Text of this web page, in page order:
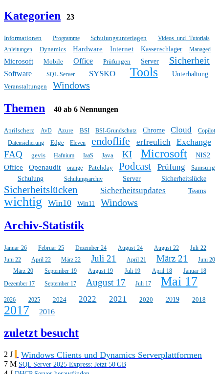
Kategorien 23
Informationen Programme Schulungsunterlagen
Videos und Tutorials
Anleitungen
Dynamics Hardware Internet Kassenschlager Managed
Microsoft Mobile Office Prüfungen Server Sicherheit
Software SQL-Server SYSKO Tools
Unterhaltung
Veranstaltungen
Windows
Themen 40 ab 6 Nennungen
Aprilscherz AvD Azure BSI BSI-Grundschutz Chrome Cloud
Copilot
Datensicherung
Edge Eleven endoflife erfreulich Exchange
FAQ gevis Hafnium IaaS Java KI Microsoft NIS2
Office Openaudit orange Patchday Podcast Prüfung
Samsung
Schulung
Schulungsarchiv Server Sicherheitslücke
Sicherheitslücken Sicherheitsupdates Teams
wichtig Win10 Win11 Windows
Archiv-Statistik
Januar 26 Februar 25 Dezember 24 August 24 August 22
Juli 22
Juni 22
April 22 März 22 Juli 21 April 21 März 21
Juni 20
März 20
September 19 August 19 Juli 19 April 18
Januar 18
Dezember 17
September 17 August 17 Juli 17 Mai 17
2026 2025 2024 2022 2021 2020 2019 2018
2017 2016
zuletzt besucht
2 J Windows Clients und Dynamics Serverplattformen
7 M SQL Server 2025 Express: Jetzt 50 GB